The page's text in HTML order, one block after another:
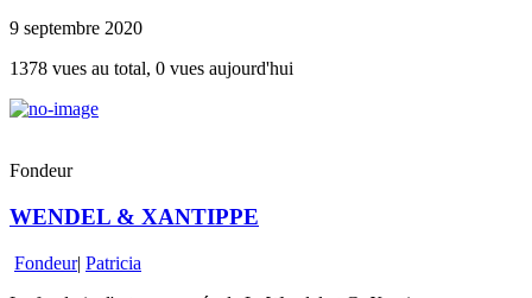
9 septembre 2020
1378 vues au total, 0 vues aujourd'hui
Fondeur
WENDEL & XANTIPPE
Fondeur| Patricia